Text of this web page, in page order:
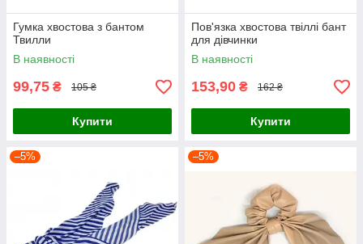
Гумка хвостова з бантом
Твилли
В наявності
99,75 ₴ 105 ₴
Купити
Пов'язка хвостова твіллі бант
для дівчинки
В наявності
153,90 ₴ 162 ₴
Купити
–5% –5%